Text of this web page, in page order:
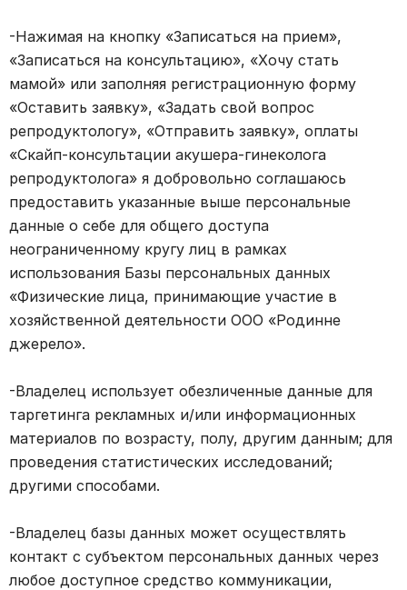
-Нажимая на кнопку «Записаться на прием»,
«Записаться на консультацию», «Хочу стать
мамой» или заполняя регистрационную форму
«Оставить заявку», «Задать свой вопрос
репродуктологу», «Отправить заявку», оплаты
«Скайп-консультации акушера-гинеколога
репродуктолога» я добровольно соглашаюсь
предоставить указанные выше персональные
данные о себе для общего доступа
неограниченному кругу лиц в рамках
использования Базы персональных данных
«Физические лица, принимающие участие в
хозяйственной деятельности ООО «Родинне
джерело».
-Владелец использует обезличенные данные для
таргетинга рекламных и/или информационных
материалов по возрасту, полу, другим данным; для
проведения статистических исследований;
другими способами.
-Владелец базы данных может осуществлять
контакт с субъектом персональных данных через
любое доступное средство коммуникации,